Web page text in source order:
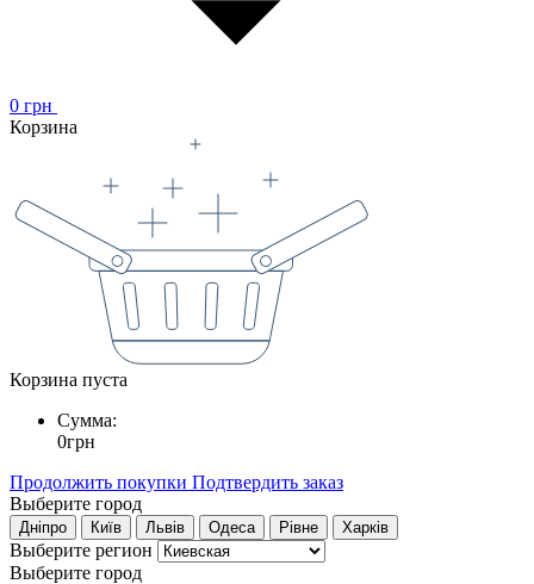
0 грн
Корзина
Корзина пуста
Сумма:
0грн
Продолжить покупки Подтвердить заказ
Выберите город
Дніпро Київ Львів Одеса Рівне Харків
Выберите регион
Выберите город